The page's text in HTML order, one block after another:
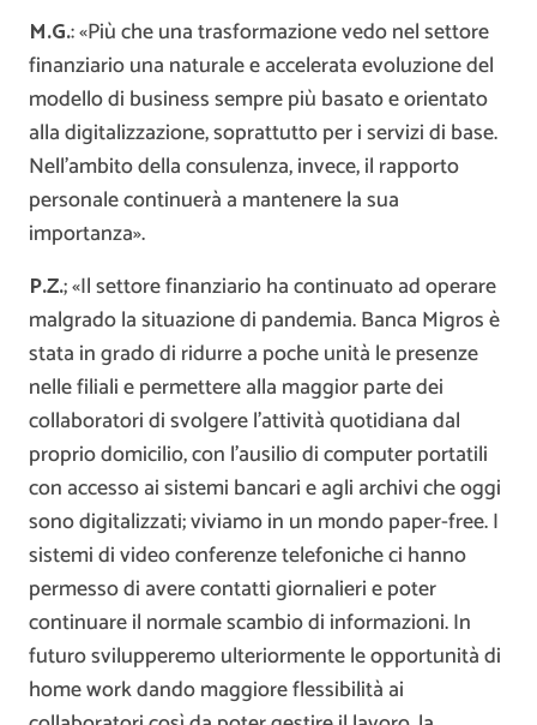
M.G.: «Più che una trasformazione vedo nel settore
finanziario una naturale e accelerata evoluzione del
modello di business sempre più basato e orientato
alla digitalizzazione, soprattutto per i servizi di base.
Nell’ambito della consulenza, invece, il rapporto
personale continuerà a mantenere la sua
importanza».
P.Z.; «Il settore finanziario ha continuato ad operare
malgrado la situazione di pandemia. Banca Migros è
stata in grado di ridurre a poche unità le presenze
nelle filiali e permettere alla maggior parte dei
collaboratori di svolgere l’attività quotidiana dal
proprio domicilio, con l’ausilio di computer portatili
con accesso ai sistemi bancari e agli archivi che oggi
sono digitalizzati; viviamo in un mondo paper-free. I
sistemi di video conferenze telefoniche ci hanno
permesso di avere contatti giornalieri e poter
continuare il normale scambio di informazioni. In
futuro svilupperemo ulteriormente le opportunità di
home work dando maggiore flessibilità ai